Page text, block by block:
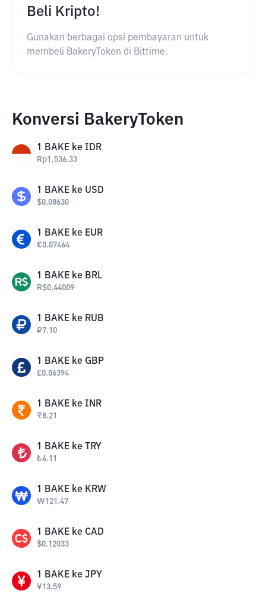
Beli Kripto!
Gunakan berbagai opsi pembayaran untuk
membeli BakeryToken di Bittime.
Konversi BakeryToken
1 BAKE ke IDR
Rp1,536.33
1 BAKE ke USD
$0.08630
1 BAKE ke EUR
€0.07464
1 BAKE ke BRL
R$0.44009
1 BAKE ke RUB
₽7.10
1 BAKE ke GBP
£0.06394
1 BAKE ke INR
₹8.21
1 BAKE ke TRY
₺4.11
1 BAKE ke KRW
₩121.47
1 BAKE ke CAD
$0.12033
1 BAKE ke JPY
¥13.59